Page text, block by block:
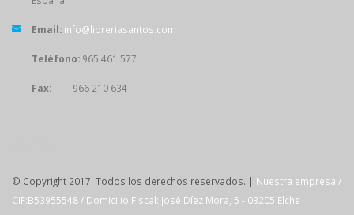
Email: info@libreriasantos.com
Teléfono: 965 461 577
Fax: 966 210 634
© Copyright 2017. Todos los derechos reservados. | Nuestra empresa /
CIF:B53955548 / Domicilio Fiscal: José Díez Mora, 5 - 03205 Elche